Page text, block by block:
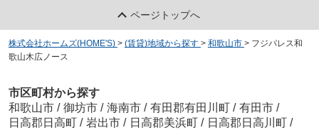
ページトップへ
株式会社ホームズ(HOME'S) > (賃貸)地域から探す > 和歌山市 > フジパレス和
歌山木広ノース
市区町村から探す
和歌山市 / 御坊市 / 海南市 / 有田郡有田川町 / 有田市 /
日高郡日高町 / 岩出市 / 日高郡美浜町 / 日高郡日高川町 /